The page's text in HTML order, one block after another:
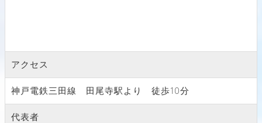
アクセス
神戸電鉄三田線 田尾寺駅より 徒歩10分
代表者